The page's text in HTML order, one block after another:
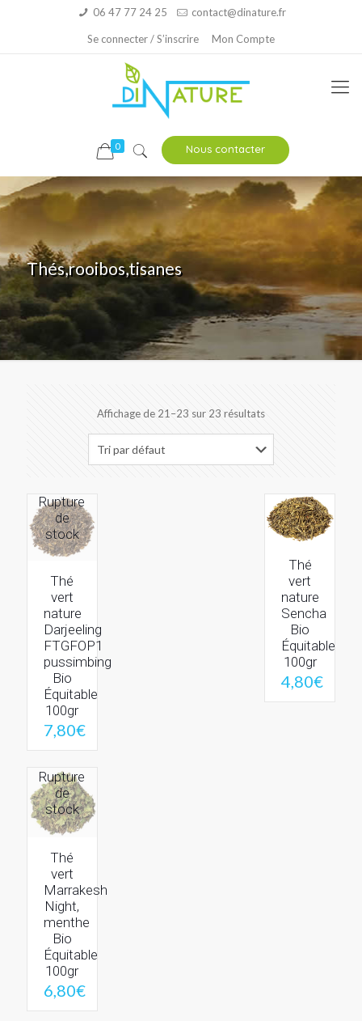
06 47 77 24 25 contact@dinature.fr
Se connecter / S’inscrire Mon Compte
0 Nous contacter
Thés,rooibos,tisanes
Affichage de 21–23 sur 23 résultats
Rupture
de
stock
Thé
vert
nature
Darjeeling
FTGFOP1
pussimbing
Bio
Équitable
100gr
7,80€
Thé
vert
nature
Sencha
Bio
Équitable
100gr
4,80€
Rupture
de
stock
Thé
vert
Marrakesh
Night,
menthe
Bio
Équitable
100gr
6,80€